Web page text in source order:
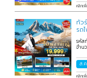
คลิกเ
ทัว
รถ
รหัส
จำน
ส.
คลิกเ